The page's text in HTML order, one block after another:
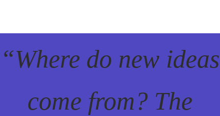
“Where do new ideas
come from? The